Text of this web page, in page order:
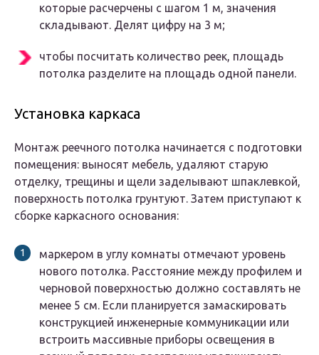
которые расчерчены с шагом 1 м, значения
складывают. Делят цифру на 3 м;
чтобы посчитать количество реек, площадь
потолка разделите на площадь одной панели.
Установка каркаса
Монтаж реечного потолка начинается с подготовки
помещения: выносят мебель, удаляют старую
отделку, трещины и щели заделывают шпаклевкой,
поверхность потолка грунтуют. Затем приступают к
сборке каркасного основания:
маркером в углу комнаты отмечают уровень
нового потолка. Расстояние между профилем и
черновой поверхностью должно составлять не
менее 5 см. Если планируется замаскировать
конструкцией инженерные коммуникации или
встроить массивные приборы освещения в